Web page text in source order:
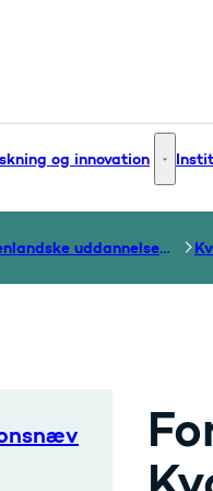
- Flere links
og innovation
Udenlandske uddannelser og dokumentation over grænser